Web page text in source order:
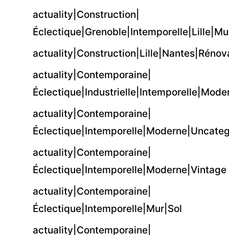
actuality|Construction|
actuality|Contemporaine|
actuality|Contemporaine|
actuality|Contemporaine|
Éclectique|Intemporelle|Moderne|Vintage
actuality|Contemporaine|
Éclectique|Intemporelle|Mur|Sol
actuality|Contemporaine|